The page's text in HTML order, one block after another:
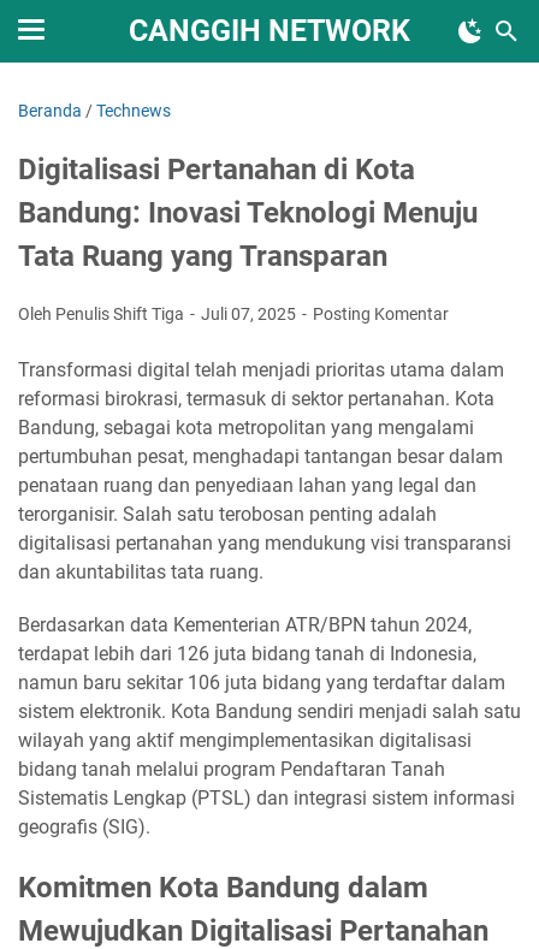
CANGGIH NETWORK
Beranda /Technews
Digitalisasi Pertanahan di Kota
Bandung: Inovasi Teknologi Menuju
Tata Ruang yang Transparan
Oleh Penulis Shift Tiga Juli 07, 2025 Posting Komentar
Transformasi digital telah menjadi prioritas utama dalam
reformasi birokrasi, termasuk di sektor pertanahan. Kota
Bandung, sebagai kota metropolitan yang mengalami
pertumbuhan pesat, menghadapi tantangan besar dalam
penataan ruang dan penyediaan lahan yang legal dan
terorganisir. Salah satu terobosan penting adalah
digitalisasi pertanahan yang mendukung visi transparansi
dan akuntabilitas tata ruang.
Berdasarkan data Kementerian ATR/BPN tahun 2024,
terdapat lebih dari 126 juta bidang tanah di Indonesia,
namun baru sekitar 106 juta bidang yang terdaftar dalam
sistem elektronik. Kota Bandung sendiri menjadi salah satu
wilayah yang aktif mengimplementasikan digitalisasi
bidang tanah melalui program Pendaftaran Tanah
Sistematis Lengkap (PTSL) dan integrasi sistem informasi
geografis (SIG).
Komitmen Kota Bandung dalam
Mewujudkan Digitalisasi Pertanahan